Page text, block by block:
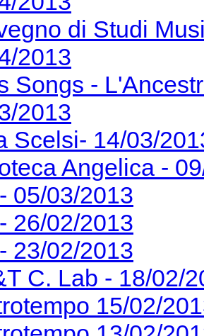
Scelsi- 14/03/
Angelica -
05/03/2013
26/02/2013
23/02/2013
C. Lab - 18/02/
15/02/
13/02/
11/02/
C. Lab - 20/01/
Casa Scelsi-